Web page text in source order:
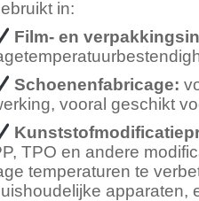
in:
Film- en
Schoenenfabricage:
vooral geschikt
TPO en andere
temperaturen te
apparaten,